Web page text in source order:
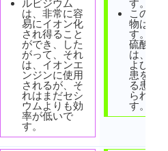
ルビジウム
は、非常に容
易にイオン化
され得ること
ができ、した
がって、それ
は、イオンエ
ンジンに使用
されるが、そ
れはまだセシ
ウムよりも効
率が低いで
す。
す。
この金
物は毒
す。そ
硫酸バ
は、不
よび消
患を患
る患者
られて
す。